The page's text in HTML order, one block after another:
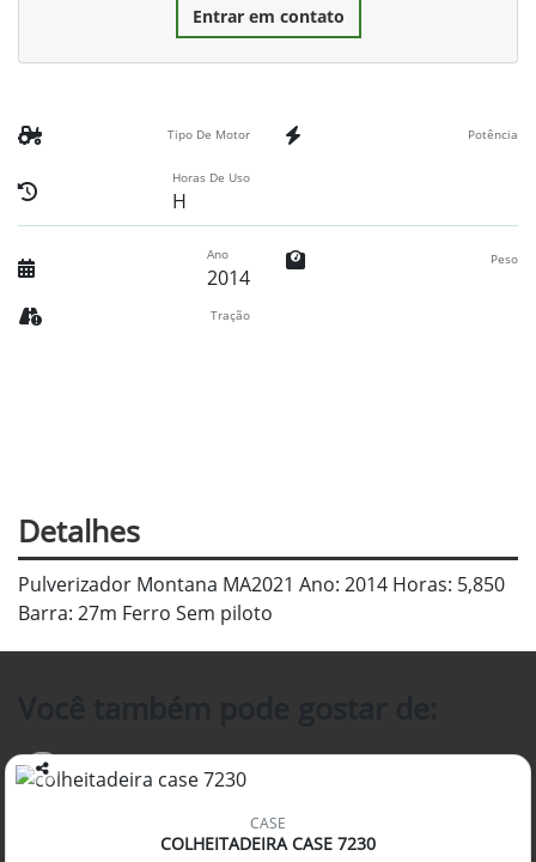
Entrar em contato
Tipo De Motor Potência
Horas De Uso
H
Ano
2014
Peso
Tração
Detalhes
Pulverizador Montana MA2021 Ano: 2014 Horas: 5,850
Barra: 27m Ferro Sem piloto
Co
CASE
COLHEITADEIRA CASE 7230